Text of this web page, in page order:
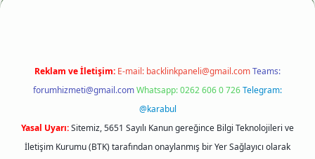
Reklam ve İletişim: E-mail: backlinkpaneli@gmail.comTeams:
forumhizmeti@gmail.comWhatsapp: 0262 606 0 726Telegram:
@karabul
Yasal Uyarı:Sitemiz, 5651 Sayılı Kanun gereğince Bilgi Teknolojileri ve
İletişim Kurumu (BTK) tarafından onaylanmış bir Yer Sağlayıcı olarak